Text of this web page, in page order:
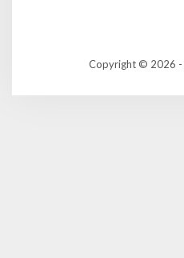
Copyright © 2026 -